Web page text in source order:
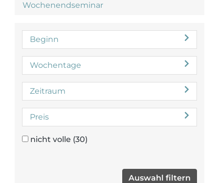
Wochenendseminar
Beginn
Wochentage
Zeitraum
Preis
nicht volle (30)